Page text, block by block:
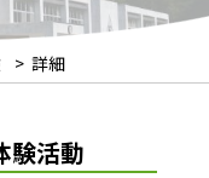
> 詳細
験活動